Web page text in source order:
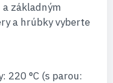
základným
a hrúbky vyberte
220 °C (s parou: